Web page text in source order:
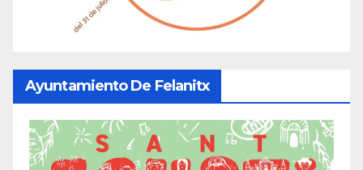
Ayuntamiento De Felanitx